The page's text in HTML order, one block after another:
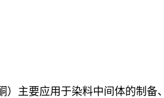
）主要应用于染料中间体的制